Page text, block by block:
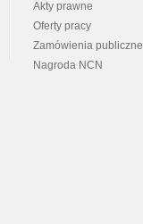
Akty prawne
Oferty pracy
Zamówienia publiczne
Nagroda NCN